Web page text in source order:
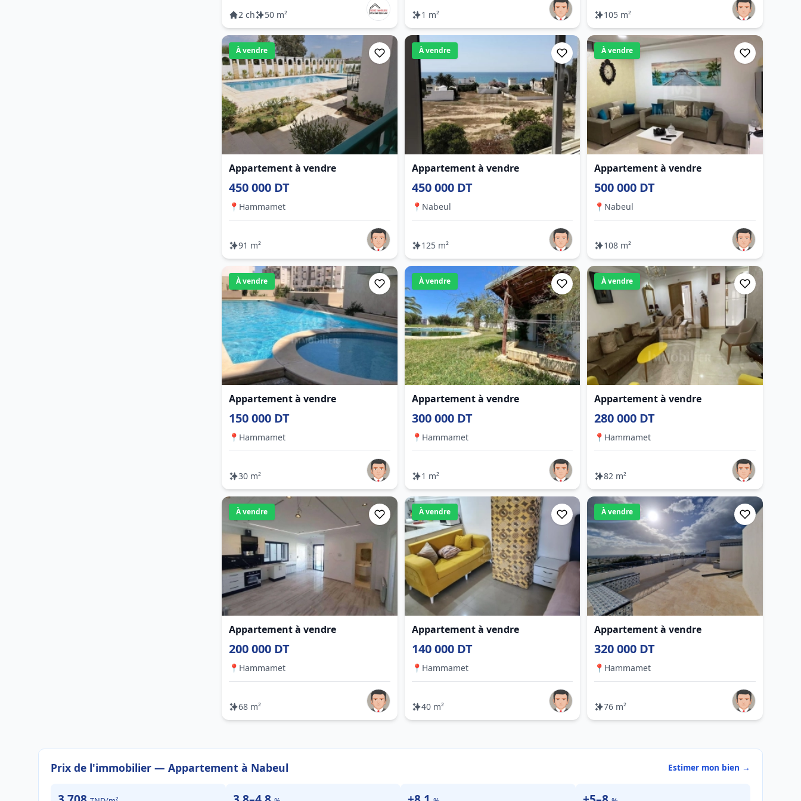
2 ch 50 m² 1 m² 105 m²
À vendre
Appartement à vendre
450 000 DT
📍 Hammamet
91 m²
À vendre
Appartement à vendre
450 000 DT
📍 Nabeul
125 m²
À vendre
Appartement à vendre
500 000 DT
📍 Nabeul
108 m²
À vendre
Appartement à vendre
150 000 DT
📍 Hammamet
30 m²
À vendre
Appartement à vendre
300 000 DT
📍 Hammamet
1 m²
À vendre
Appartement à vendre
280 000 DT
📍 Hammamet
82 m²
À vendre
Appartement à vendre
200 000 DT
📍 Hammamet
68 m²
À vendre
Appartement à vendre
140 000 DT
📍 Hammamet
40 m²
À vendre
Appartement à vendre
320 000 DT
📍 Hammamet
76 m²
Prix de l'immobilier — Appartement à Nabeul Estimer mon bien →